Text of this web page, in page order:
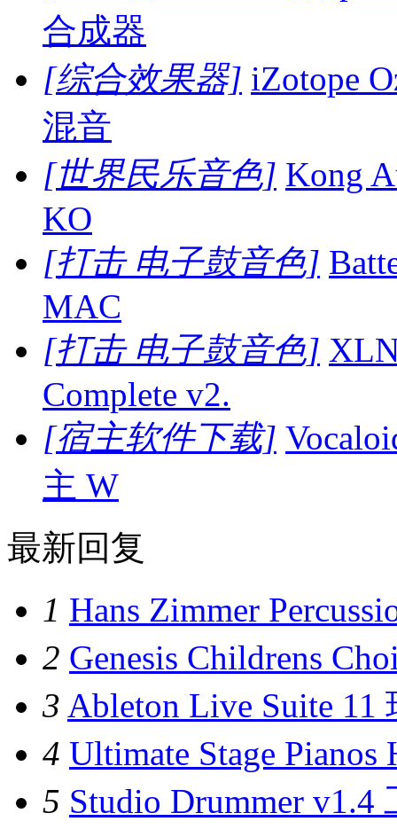
合成器
[综合效果器] iZotope
混音
[世界民乐音色] Kong
KO
[打击 电子鼓音色]
MAC
[打击 电子鼓音色]
Complete v2.
[宿主软件下载]
主 W
最新回复
1 Hans Zimmer
2 Genesis Childrens
3 Ableton Live Suite
4 Ultimate Stage
5 Studio Drummer